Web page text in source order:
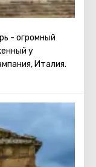
города.
- огромный
у
Италия.
в 79 году